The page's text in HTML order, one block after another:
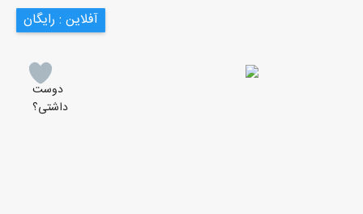
آفلاین : رایگان
دوست
داشتی؟